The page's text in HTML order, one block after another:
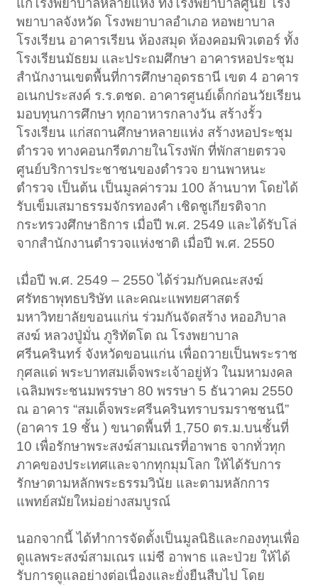
พยาบาลจังหวัด โรงพยาบาลอำเภอ หอพยาบาล
โรงเรียน อาคารเรียน ห้องสมุด ห้องคอมพิวเตอร์ ทั้ง
โรงเรียนมัธยม และประถมศึกษา อาคารหอประชุม
สำนักงานเขตพื้นที่การศึกษาอุดรธานี เขต 4 อาคาร
อเนกประสงค์ ร.ร.ตชด. อาคารศูนย์เด็กก่อนวัยเรียน
มอบทุนการศึกษา ทุกอาหารกลางวัน สร้างรั้ว
โรงเรียน แก่สถานศึกษาหลายแห่ง สร้างหอประชุม
ตำรวจ ทางคอนกรีตภายในโรงพัก ที่พักสายตรวจ
ศูนย์บริการประชาชนของตำรวจ ยานพาหนะ
ตำรวจ เป็นต้น เป็นมูลค่ารวม 100 ล้านบาท โดยได้
รับเข็มเสมาธรรมจักรทองคำ เชิดชูเกียรติจาก
กระทรวงศึกษาธิการ เมื่อปี พ.ศ. 2549 และได้รับโล่
จากสำนักงานตำรวจแห่งชาติ เมื่อปี พ.ศ. 2550
เมื่อปี พ.ศ. 2549 – 2550 ได้ร่วมกับคณะสงฆ์
ศรัทธาพุทธบริษัท และคณะแพทยศาสตร์
มหาวิทยาลัยขอนแก่น ร่วมกันจัดสร้าง หออภิบาล
สงฆ์ หลวงปู่มั่น ภูริทัตโต ณ โรงพยาบาล
ศรีนครินทร์ จังหวัดขอนแก่น เพื่อถวายเป็นพระราช
กุศลแด่ พระบาทสมเด็จพระเจ้าอยู่หัว ในมหามงคล
เฉลิมพระชนมพรรษา 80 พรรษา 5 ธันวาคม 2550
ณ อาคาร “สมเด็จพระศรีนครินทราบรมราชชนนี”
(อาคาร 19 ชั้น ) ขนาดพื้นที่ 1,750 ตร.ม.บนชั้นที่
10 เพื่อรักษาพระสงฆ์สามเณรที่อาพาธ จากทั่วทุก
ภาคของประเทศและจากทุกมุมโลก ให้ได้รับการ
รักษาตามหลักพระธรรมวินัย และตามหลักการ
แพทย์สมัยใหม่อย่างสมบูรณ์
นอกจากนี้ ได้ทำการจัดตั้งเป็นมูลนิธิและกองทุนเพื่อ
ดูแลพระสงฆ์สามเณร แม่ชี อาพาธ และป่วย ให้ได้
รับการดูแลอย่างต่อเนื่องและยั่งยืนสืบไป โดย